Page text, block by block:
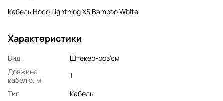
Кабель Hoco Lightning X5 Bamboo White
Характеристики
Вид
Штекер-роз'єм
Довжина
кабелю, м
1
Тип
Кабель